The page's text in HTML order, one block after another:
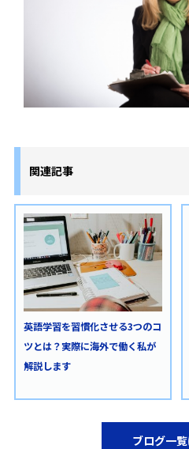
関連記事
英語学習を習慣化させる3つのコ
ツとは？実際に海外で働く私が
解説します
ブログ一